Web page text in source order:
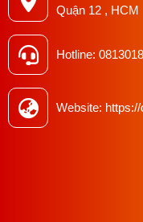
Quận 12 , HCM
Hotline:
Website: